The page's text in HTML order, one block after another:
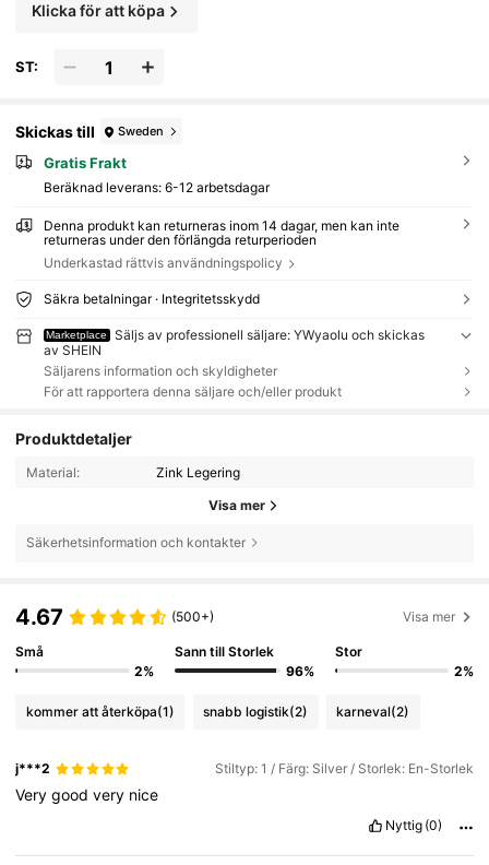
Klicka för att köpa
ST:
Skickas till Sweden
Gratis Frakt
Beräknad leverans: 6-12 arbetsdagar
Denna produkt kan returneras inom 14 dagar, men kan inte
returneras under den förlängda returperioden
Underkastad rättvis användningspolicy
Säkra betalningar · Integritetsskydd
Marketplace
Säljs av professionell säljare: YWyaolu och skickas
av SHEIN
Säljarens information och skyldigheter
För att rapportera denna säljare och/eller produkt
Produktdetaljer
Material: Zink Legering
Visa mer
Säkerhetsinformation och kontakter
4.67 (500+) Visa mer
Små
2%
Sann till Storlek
96%
Stor
2%
kommer att återköpa(1) snabb logistik(2) karneval(2)
j***2 Stiltyp: 1 / Färg: Silver / Storlek: En-Storlek
Verygoodvery nice
Nyttig (0)